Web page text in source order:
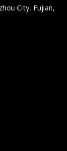
City, Fujian,